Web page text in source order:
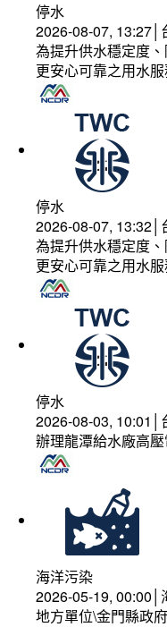
停水
2026-08-07, 13:27│
為提升供水穩定度
更安心可靠之用水服
停水
2026-08-07, 13:32│
為提升供水穩定度
更安心可靠之用水服
停水
2026-08-03, 10:01│
辦理龍潭給水廠高
海洋污染
2026-05-19, 00:00│
地方單位\金門縣政